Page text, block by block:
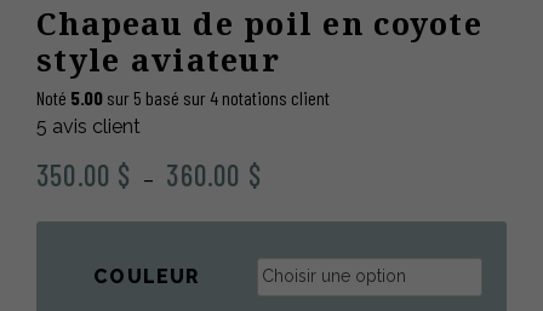
Chapeau de poil en coyote
style aviateur
Noté 5.00 sur 5 basé sur 4 notations client
5 avis client
350.00 $ – 360.00 $
prix :
à
360.00 $
COULEUR